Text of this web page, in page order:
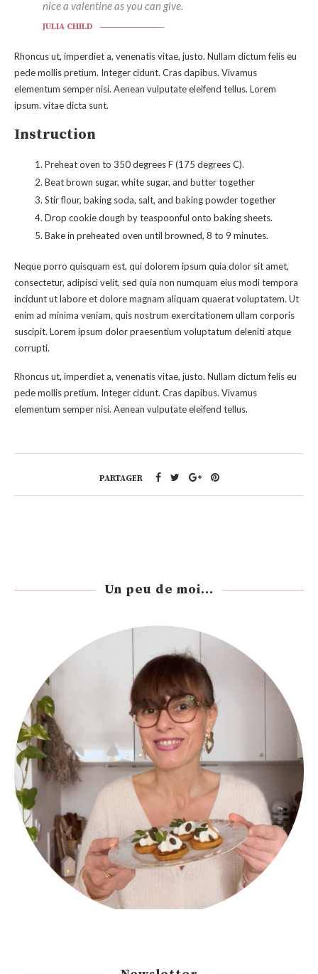
nice a valentine as you can give.
JULIA CHILD
Rhoncus ut, imperdiet a, venenatis vitae, justo. Nullam dictum felis eu
pede mollis pretium. Integer cidunt. Cras dapibus. Vivamus
elementum semper nisi. Aenean vulputate eleifend tellus. Lorem
ipsum. vitae dicta sunt.
Instruction
Preheat oven to 350 degrees F (175 degrees C).
Beat brown sugar, white sugar, and butter together
Stir flour, baking soda, salt, and baking powder together
Drop cookie dough by teaspoonful onto baking sheets.
Bake in preheated oven until browned, 8 to 9 minutes.
Neque porro quisquam est, qui dolorem ipsum quia dolor sit amet,
consectetur, adipisci velit, sed quia non numquam eius modi tempora
incidunt ut labore et dolore magnam aliquam quaerat voluptatem. Ut
enim ad minima veniam, quis nostrum exercitationem ullam corporis
suscipit. Lorem ipsum dolor praesentium voluptatum deleniti atque
corrupti.
Rhoncus ut, imperdiet a, venenatis vitae, justo. Nullam dictum felis eu
pede mollis pretium. Integer cidunt. Cras dapibus. Vivamus
elementum semper nisi. Aenean vulputate eleifend tellus.
PARTAGER
Un peu de moi...